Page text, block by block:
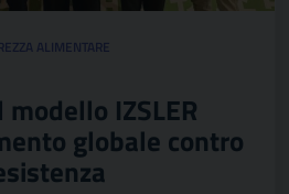
ALIMENTARE
IZSLER
globale contro